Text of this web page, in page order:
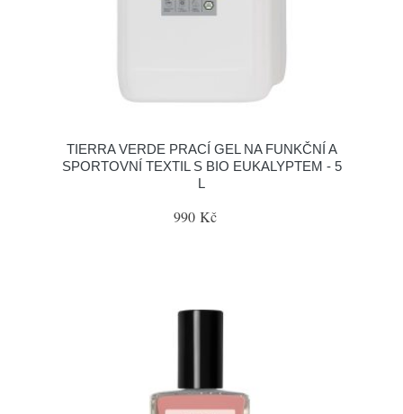
TIERRA VERDE PRACÍ GEL NA FUNKČNÍ A
SPORTOVNÍ TEXTIL S BIO EUKALYPTEM - 5
L
990 Kč